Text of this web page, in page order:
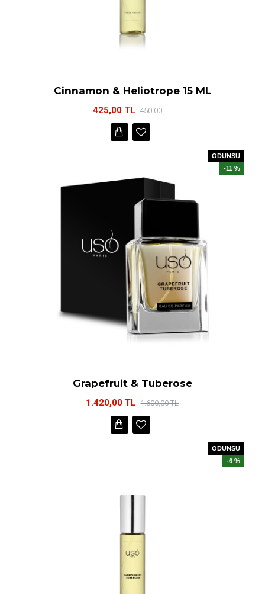
Cinnamon & Heliotrope 15 ML
425,00 TL 450,00 TL
ODUNSU
-11 %
Grapefruit & Tuberose
1.420,00 TL 1.600,00 TL
ODUNSU
-6 %